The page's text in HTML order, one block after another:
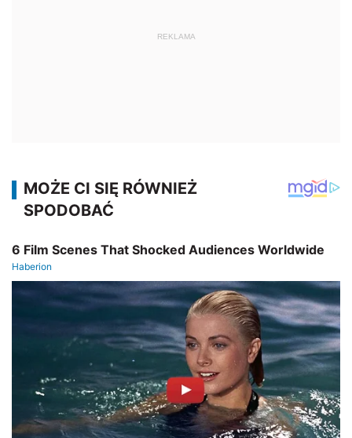
REKLAMA